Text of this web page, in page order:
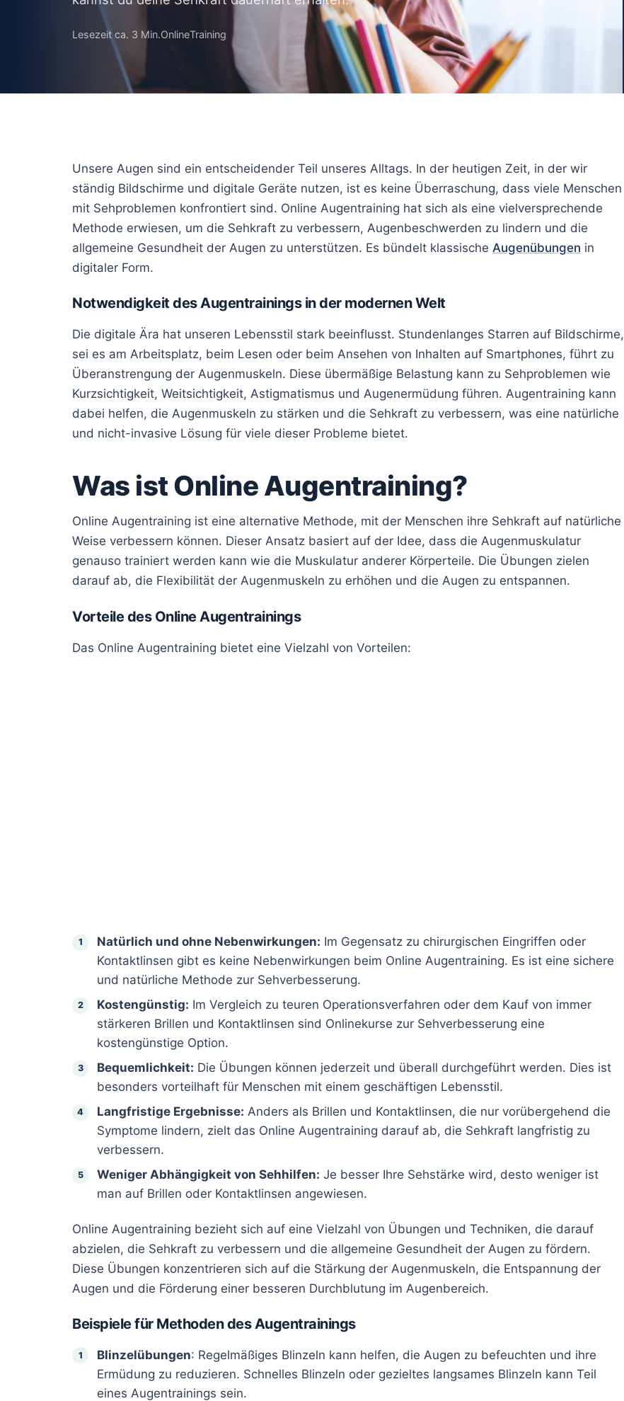
Peripheres Sehen trainieren
Trockene Augen
Doppelbilder
Nachtblindheit
Lesezeit ca. 3 Min.OnlineTraining
Unsere Augen sind ein entscheidender Teil unseres Alltags. In der heutigen Zeit, in der wir
ständig Bildschirme und digitale Geräte nutzen, ist es keine Überraschung, dass viele Menschen
mit Sehproblemen konfrontiert sind. Online Augentraining hat sich als eine vielversprechende
Methode erwiesen, um die Sehkraft zu verbessern, Augenbeschwerden zu lindern und die
allgemeine Gesundheit der Augen zu unterstützen. Es bündelt klassische Augenübungen in
digitaler Form.
Notwendigkeit des Augentrainings in der modernen Welt
Die digitale Ära hat unseren Lebensstil stark beeinflusst. Stundenlanges Starren auf Bildschirme,
sei es am Arbeitsplatz, beim Lesen oder beim Ansehen von Inhalten auf Smartphones, führt zu
Überanstrengung der Augenmuskeln. Diese übermäßige Belastung kann zu Sehproblemen wie
Kurzsichtigkeit, Weitsichtigkeit, Astigmatismus und Augenermüdung führen. Augentraining kann
dabei helfen, die Augenmuskeln zu stärken und die Sehkraft zu verbessern, was eine natürliche
und nicht-invasive Lösung für viele dieser Probleme bietet.
Was ist Online Augentraining?
Online Augentraining ist eine alternative Methode, mit der Menschen ihre Sehkraft auf natürliche
Weise verbessern können. Dieser Ansatz basiert auf der Idee, dass die Augenmuskulatur
genauso trainiert werden kann wie die Muskulatur anderer Körperteile. Die Übungen zielen
darauf ab, die Flexibilität der Augenmuskeln zu erhöhen und die Augen zu entspannen.
Vorteile des Online Augentrainings
Das Online Augentraining bietet eine Vielzahl von Vorteilen:
Natürlich und ohne Nebenwirkungen: Im Gegensatz zu chirurgischen Eingriffen oder
Kontaktlinsen gibt es keine Nebenwirkungen beim Online Augentraining. Es ist eine sichere
und natürliche Methode zur Sehverbesserung.
Kostengünstig: Im Vergleich zu teuren Operationsverfahren oder dem Kauf von immer
stärkeren Brillen und Kontaktlinsen sind Onlinekurse zur Sehverbesserung eine
kostengünstige Option.
Bequemlichkeit: Die Übungen können jederzeit und überall durchgeführt werden. Dies ist
besonders vorteilhaft für Menschen mit einem geschäftigen Lebensstil.
Langfristige Ergebnisse: Anders als Brillen und Kontaktlinsen, die nur vorübergehend die
Symptome lindern, zielt das Online Augentraining darauf ab, die Sehkraft langfristig zu
verbessern.
Weniger Abhängigkeit von Sehhilfen: Je besser Ihre Sehstärke wird, desto weniger ist
man auf Brillen oder Kontaktlinsen angewiesen.
Online Augentraining bezieht sich auf eine Vielzahl von Übungen und Techniken, die darauf
abzielen, die Sehkraft zu verbessern und die allgemeine Gesundheit der Augen zu fördern.
Diese Übungen konzentrieren sich auf die Stärkung der Augenmuskeln, die Entspannung der
Augen und die Förderung einer besseren Durchblutung im Augenbereich.
Beispiele für Methoden des Augentrainings
Blinzelübungen: Regelmäßiges Blinzeln kann helfen, die Augen zu befeuchten und ihre
Ermüdung zu reduzieren. Schnelles Blinzeln oder gezieltes langsames Blinzeln kann Teil
eines Augentrainings sein.